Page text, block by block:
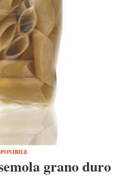
grano duro